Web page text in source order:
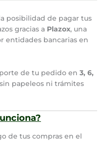
posibilidad de pagar tus
gracias a Plazox, una
entidades bancarias en
de tu pedido en 3, 6,
papeleos ni trámites
de tus compras en el